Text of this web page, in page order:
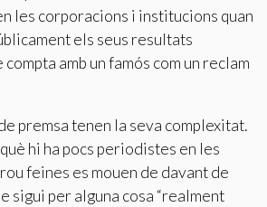
les corporacions i institucions quan
els seus resultats
amb un famós com un reclam
premsa tenen la seva complexitat.
hi ha pocs periodistes en les
feines es mouen de davant de
sigui per alguna cosa “realment